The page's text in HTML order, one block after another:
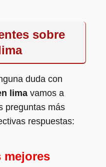
sobre
duda con
lima vamos a
preguntas más
respuestas:
mejores